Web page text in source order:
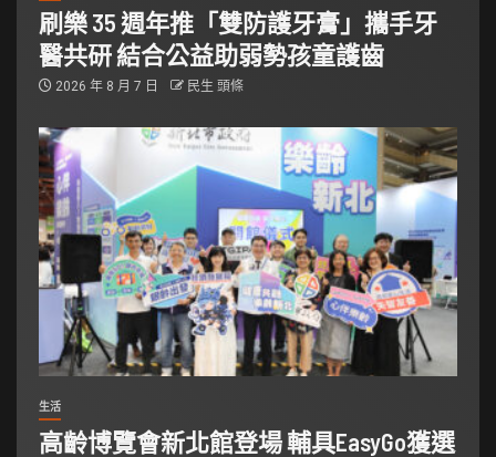
刷樂 35 週年推「雙防護牙膏」攜手牙
醫共研 結合公益助弱勢孩童護齒
2026 年 8 月 7 日 民生 頭條
生活
高齡博覽會新北館登場 輔具EasyGo獲選